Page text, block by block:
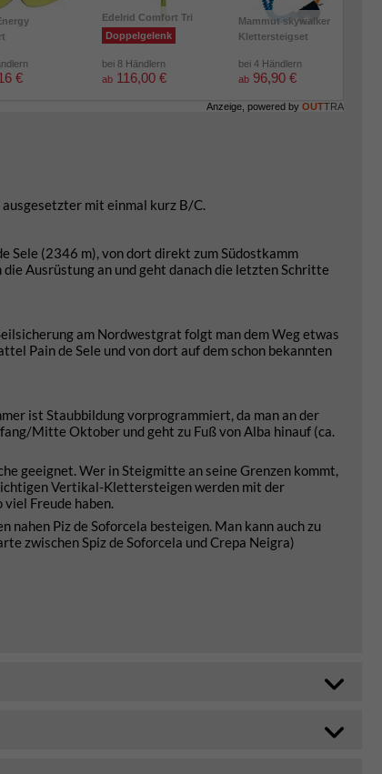
€
Edelrid Comfort Tri
Doppelgelenk
bei 8 Händlern
ab 116,00 €
Mammut skywalker
Klettersteigset
bei 4 Händlern
ab 96,90 €
Anzeige, powered by OUTTRA
ausgesetzter mit einmal kurz B/C.
Sele (2346 m), von dort direkt zum Südostkamm
Ausrüstung an und geht danach die letzten Schritte
am Nordwestgrat folgt man dem Weg etwas
Pain de Sele und von dort auf dem schon bekannten
ist Staubbildung vorprogrammiert, da man an der
Mitte Oktober und geht zu Fuß von Alba hinauf (ca.
geeignet. Wer in Steigmitte an seine Grenzen kommt,
Vertikal-Klettersteigen werden mit der
Freude haben.
Piz de Soforcela besteigen. Man kann auch zu
zwischen Spiz de Soforcela und Crepa Neigra)